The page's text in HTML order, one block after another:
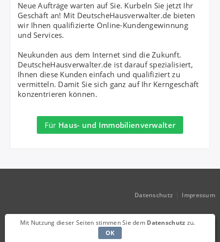
Neue Aufträge warten auf Sie. Kurbeln Sie jetzt Ihr
Geschäft an! Mit DeutscheHausverwalter.de bieten
wir Ihnen qualifizierte Online-Kundengewinnung
und Services.
Neukunden aus dem Internet sind die Zukunft.
DeutscheHausverwalter.de ist darauf spezialisiert,
Ihnen diese Kunden einfach und qualifiziert zu
vermitteln. Damit Sie sich ganz auf Ihr Kerngeschäft
konzentrieren können.
Für Haus- und Immobilienverwalter
Datenschutz Impressum
Mit Nutzung dieser Seiten stimmen Sie dem Datenschutz zu.
OK